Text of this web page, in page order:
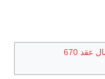
عقد 670